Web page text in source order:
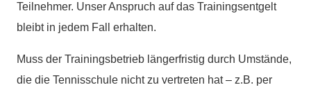
Teilnehmer. Unser Anspruch auf das Trainingsentgelt
bleibt in jedem Fall erhalten.
Muss der Trainingsbetrieb längerfristig durch Umstände,
die die Tennisschule nicht zu vertreten hat – z.B. per